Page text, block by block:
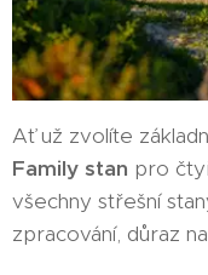
Ať už zvolíte
Family stan pro
všechny střešní
zpracování, důraz